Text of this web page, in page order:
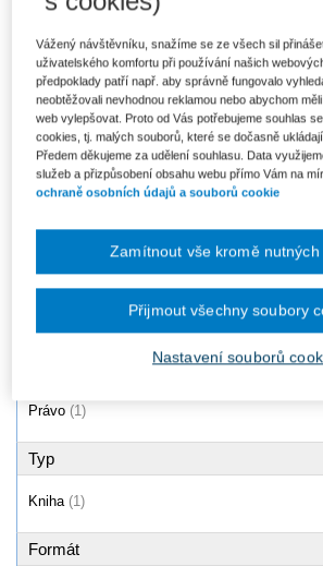
Odměna advokáta (vyhláška č.
177/1996 Sb., advokátní tarif)
-...
Od 636 Kč
Právo (1)
Typ
Kniha (1)
Formát
Vážený návštěvníku, snažíme se ze všech sil
uživatelského komfortu při používání našich
předpoklady patří např. aby správně fungovalo
neobtěžovali nevhodnou reklamou nebo abychom
web vylepšovat. Proto od Vás potřebujeme souhlas
cookies, tj. malých souborů, které se dočasně
Předem děkujeme za udělení souhlasu. Data
služeb a přizpůsobení obsahu webu přímo Vám na
ochraně osobních údajů a souborů cookie
Nastavení souborů
Zamítnout vše kromě nutných
Přijmout všechny soubory